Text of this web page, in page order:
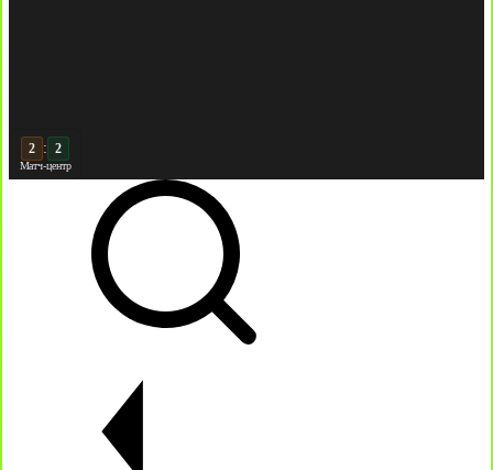
3 : 2
Матч-центр